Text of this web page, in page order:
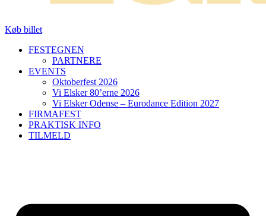
Køb billet
FESTEGNEN
PARTNERE
EVENTS
Oktoberfest 2026
Vi Elsker 80’erne 2026
Vi Elsker Odense – Eurodance Edition 2027
FIRMAFEST
PRAKTISK INFO
TILMELD